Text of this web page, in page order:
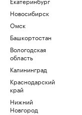
Новосибирск
Омск
Башкортостан
Вологодская
область
Калининград
Краснодарский
край
Нижний
Новгород